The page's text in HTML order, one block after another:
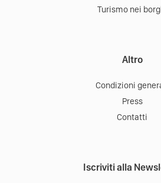
Turismo nei
Altro
Condizioni
Press
Contatti
Iscriviti alla